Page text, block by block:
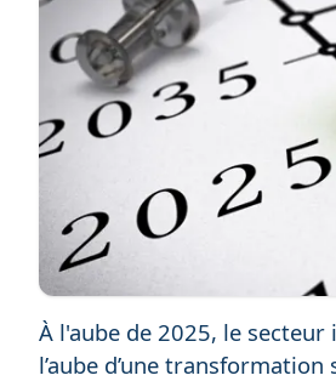
À l'aube de 2025, le
l’aube d’une